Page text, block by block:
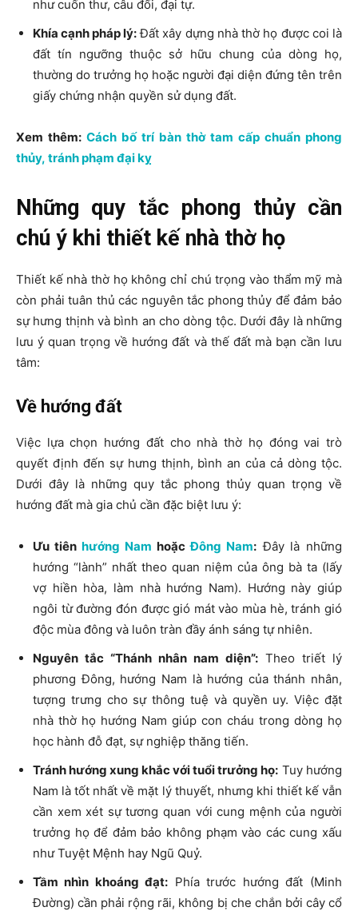
như cuốn thư, câu đối, đại tự.
Khía cạnh pháp lý:Đất xây dựng nhà thờ họ được coi là
đất tín ngưỡng thuộc sở hữu chung của dòng họ,
thường do trưởng họ hoặc người đại diện đứng tên trên
giấy chứng nhận quyền sử dụng đất.
Xem thêm: Cách bố trí bàn thờ tam cấp chuẩn phong
thủy, tránh phạm đại kỵ
Những quy tắc phong thủy cần
chú ý khi thiết kế nhà thờ họ
Thiết kế nhà thờ họ không chỉ chú trọng vào thẩm mỹ mà
còn phải tuân thủ các nguyên tắc phong thủy để đảm bảo
sự hưng thịnh và bình an cho dòng tộc. Dưới đây là những
lưu ý quan trọng về hướng đất và thế đất mà bạn cần lưu
tâm:
Về hướng đất
Việc lựa chọn hướng đất cho nhà thờ họ đóng vai trò
quyết định đến sự hưng thịnh, bình an của cả dòng tộc.
Dưới đây là những quy tắc phong thủy quan trọng về
hướng đất mà gia chủ cần đặc biệt lưu ý:
Ưu tiên hướng Nam hoặcĐông Nam: Đây là những
hướng “lành” nhất theo quan niệm của ông bà ta (lấy
vợ hiền hòa, làm nhà hướng Nam). Hướng này giúp
ngôi từ đường đón được gió mát vào mùa hè, tránh gió
độc mùa đông và luôn tràn đầy ánh sáng tự nhiên.
Nguyên tắc “Thánh nhân nam diện”: Theo triết lý
phương Đông, hướng Nam là hướng của thánh nhân,
tượng trưng cho sự thông tuệ và quyền uy. Việc đặt
nhà thờ họ hướng Nam giúp con cháu trong dòng họ
học hành đỗ đạt, sự nghiệp thăng tiến.
Tránh hướng xung khắc với tuổi trưởng họ: Tuy hướng
Nam là tốt nhất về mặt lý thuyết, nhưng khi thiết kế vẫn
cần xem xét sự tương quan với cung mệnh của người
trưởng họ để đảm bảo không phạm vào các cung xấu
như Tuyệt Mệnh hay Ngũ Quỷ.
Tầm nhìn khoáng đạt: Phía trước hướng đất (Minh
Đường) cần phải rộng rãi, không bị che chắn bởi cây cổ